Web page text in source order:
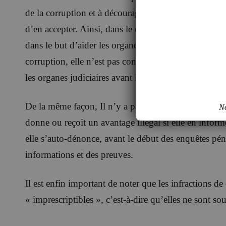
de la corruption et à décourager dans le même
d’en accepter. Ainsi, dans le cas d’une personne
dans le but d’aider les organes judiciaires à obtenir
corruption, elle n’est pas considérée comme ayant
les organes judiciaires avant la commission de
De la même façon, Il n’y a pas non plus de
donne ou reçoit un avantage illégal si elle en
elle s’auto-dénonce, avant le début des enquêtes
informations et des preuves.
Il est enfin important de noter que les infractions
« imprescriptibles », c’est-à-dire qu’elles ne sont